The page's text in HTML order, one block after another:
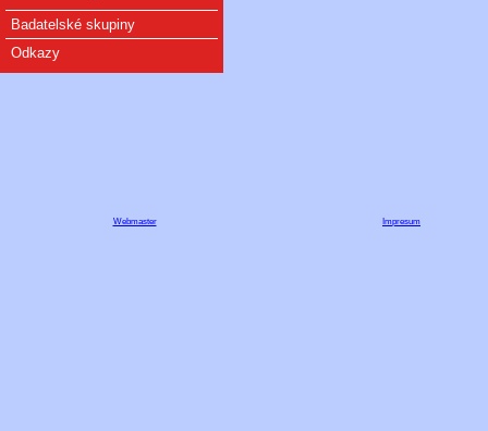
Badatelské skupiny
Odkazy
Webmaster Impresum